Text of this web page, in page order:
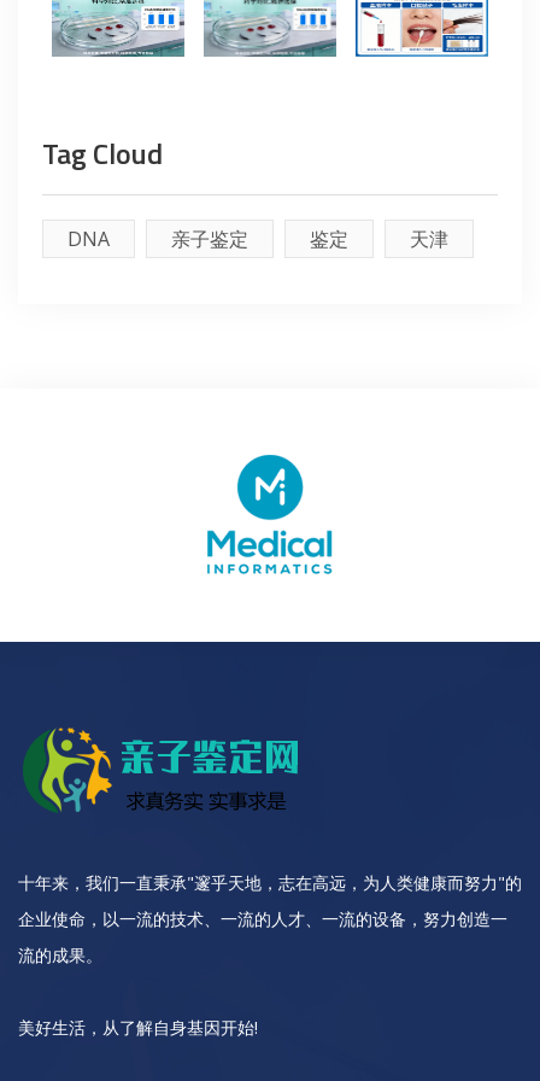
Tag Cloud
DNA 亲子鉴定 鉴定 天津
十年来，我们一直秉承"邃乎天地，志在高远，为人类健康而努力"的
企业使命，以一流的技术、一流的人才、一流的设备，努力创造一
流的成果。
美好生活，从了解自身基因开始!